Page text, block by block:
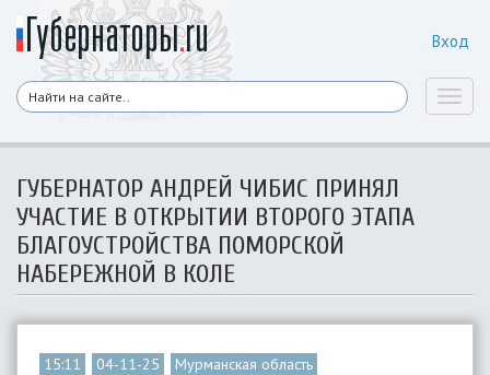
Вход
ГУБЕРНАТОР АНДРЕЙ ЧИБИС ПРИНЯЛ
УЧАСТИЕ В ОТКРЫТИИ ВТОРОГО ЭТАПА
БЛАГОУСТРОЙСТВА ПОМОРСКОЙ
НАБЕРЕЖНОЙ В КОЛЕ
15:11 04-11-25
Мурманская область